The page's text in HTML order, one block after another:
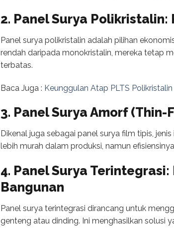
2. Panel Surya Polikristalin:
Panel surya polikristalin adalah pilihan
rendah daripada monokristalin, mereka tetap
terbatas.
Baca Juga : Keunggulan Atap PLTS Polikristalin
3. Panel Surya Amorf
Dikenal juga sebagai panel surya film tipis,
lebih murah dalam produksi, namun
4. Panel Surya
Bangunan
Panel surya terintegrasi dirancang untuk
genteng atau dinding. Ini menghasilkan solusi